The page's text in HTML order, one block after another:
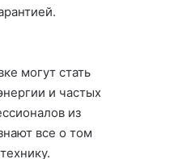
могут стать
и частых
из
все о том